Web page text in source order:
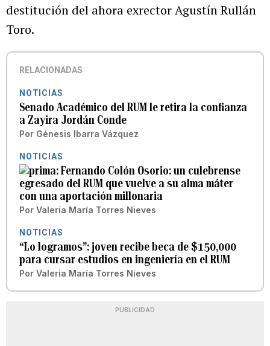
destitución del ahora exrector Agustín Rullán
Toro.
RELACIONADAS
NOTICIAS
Senado Académico del RUM le retira la confianza
a Zayira Jordán Conde
Por Génesis Ibarra Vázquez
NOTICIAS
Fernando Colón Osorio: un culebrense
egresado del RUM que vuelve a su alma máter
con una aportación millonaria
Por Valeria María Torres Nieves
NOTICIAS
“Lo logramos”: joven recibe beca de $150,000
para cursar estudios en ingeniería en el RUM
Por Valeria María Torres Nieves
PUBLICIDAD